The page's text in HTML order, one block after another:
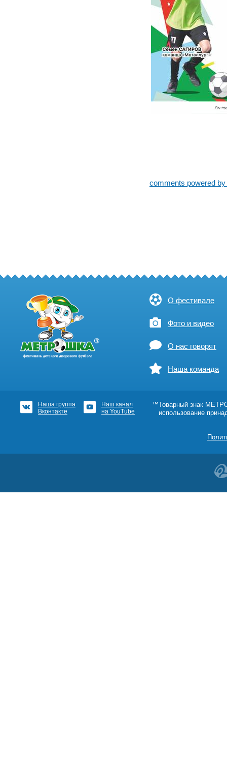
comments powered
О фестивале
Фото и видео
О нас говорят
Наша команда
Наша группа
Вконтакте
Наш канал
на YouTube
™Товарный знак
использование